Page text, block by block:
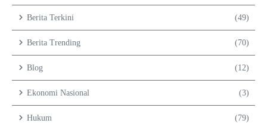
Berita Terkini (49)
Berita Trending (70)
Blog (12)
Ekonomi Nasional (3)
Hukum (79)